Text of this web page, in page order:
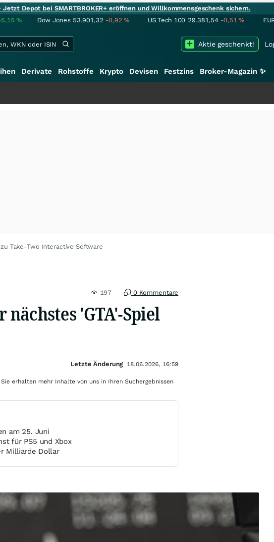
Jetzt Depot bei SMARTBROKER+ eröffnen und Willkommensgeschenk sichern.
% Dow Jones 53.901,32 -0,92% US Tech 100 29.381,54 -0,51%
Aktie geschenkt!
Derivate Rohstoffe Krypto Devisen Festzins Broker-Magazin ✨
Take-Two Interactive Software
197 0 Kommentare
'GTA'-Spiel
am 25. Juni
für PS5 und Xbox
Milliarde Dollar
Letzte Änderung 18.06.2026, 16:59
Sie erhalten mehr Inhalte von uns in Ihren Suchergebnissen